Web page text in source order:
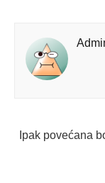
Ipak povećana